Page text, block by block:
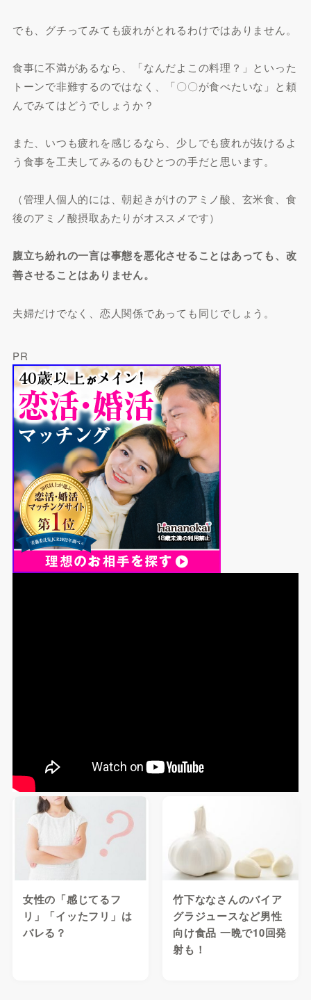
でも、 グチってみても疲れがとれるわけではありません。
食事に不満があるなら、「なんだよこの料理？」といった
トーンで非難するのではなく、「〇〇が食べたいな」と頼
んでみてはどうでしょうか？
また、いつも疲れを感じるなら、少しでも疲れが抜けるよ
う食事を工夫してみるのもひとつの手だと思います。
（管理人個人的には、朝起きがけのアミノ酸、玄米食、食
後のアミノ酸摂取あたりがオススメです）
腹立ち紛れの一言は事態を悪化させることはあっても、改
善させることはありません。
夫婦だけでなく、恋人関係であっても同じでしょう。
PR
女性の「感じてるフ
リ」「イッたフリ」は
バレる？
竹下ななさんのバイア
グラジュースなど男性
向け食品 一晩で10回発
射も！